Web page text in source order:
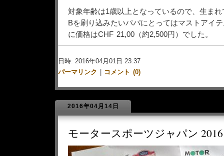
対象年齢は1歳以上となっているので、生ま
Bを刷り込みたいパパにとってはマストアイ
に価格はCHF 21,00（約2,500円）でした。
日時: 2016年04月01日 23:37
パーマリンク
コメント (0)
2016年04月14日
モータースポーツジャパン